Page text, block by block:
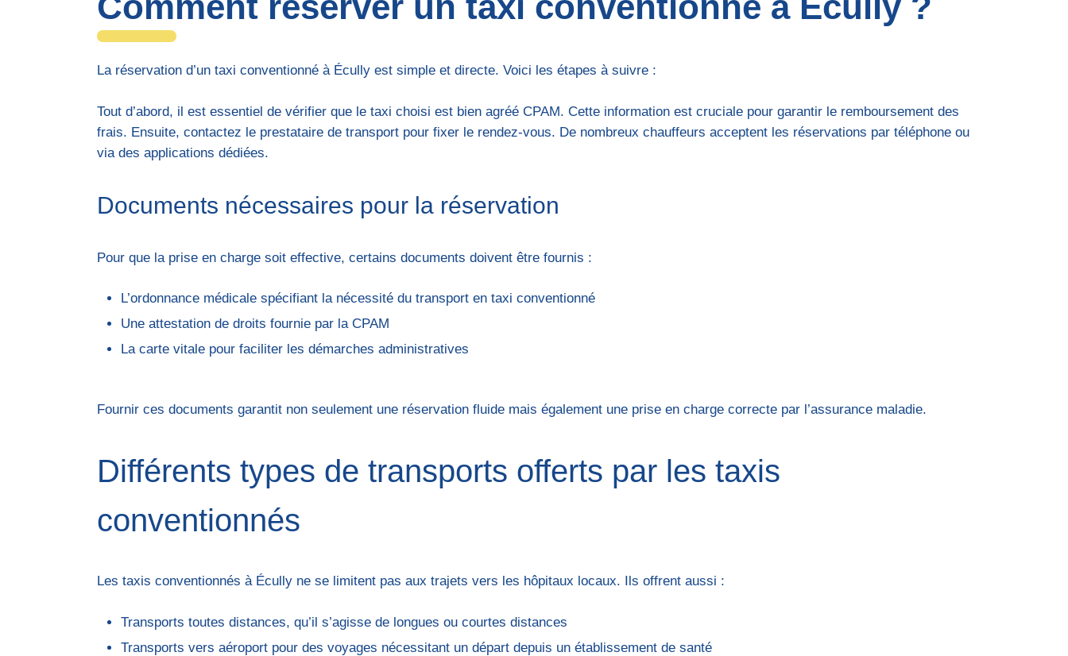
La réservation d’un taxi conventionné à Écully est simple et directe. Voici les étapes à suivre :
Tout d’abord, il est essentiel de vérifier que le taxi choisi est bien agréé CPAM. Cette information est cruciale pour garantir le remboursement des
frais. Ensuite, contactez le prestataire de transport pour fixer le rendez-vous. De nombreux chauffeurs acceptent les réservations par téléphone ou
via des applications dédiées.
Documents nécessaires pour la réservation
Pour que la prise en charge soit effective, certains documents doivent être fournis :
L’ordonnance médicale spécifiant la nécessité du transport en taxi conventionné
Une attestation de droits fournie par la CPAM
La carte vitale pour faciliter les démarches administratives
Fournir ces documents garantit non seulement une réservation fluide mais également une prise en charge correcte par l’assurance maladie.
Différents types de transports offerts par les taxis
conventionnés
Les taxis conventionnés à Écully ne se limitent pas aux trajets vers les hôpitaux locaux. Ils offrent aussi :
Transports toutes distances, qu’il s’agisse de longues ou courtes distances
Transports vers aéroport pour des voyages nécessitant un départ depuis un établissement de santé